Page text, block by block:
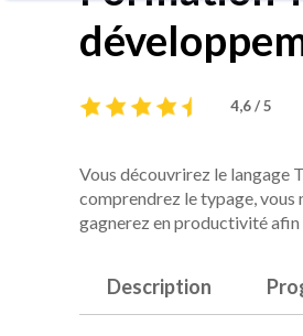
4,6 / 5
Vous découvrirez le langage
comprendrez le typage, vous
gagnerez en productivité
Description